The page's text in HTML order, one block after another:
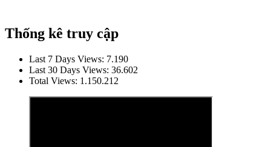
Thống kê truy cập
Last 7 Days Views: 7.190
Last 30 Days Views: 36.602
Total Views: 1.150.212